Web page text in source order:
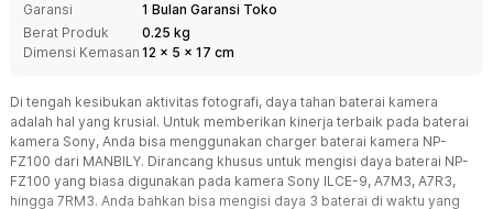
Garansi
1 Bulan Garansi Toko
Berat Produk
0.25 kg
Dimensi Kemasan 12 x 5 x 17 cm
Di tengah kesibukan aktivitas fotografi, daya tahan baterai kamera
adalah hal yang krusial. Untuk memberikan kinerja terbaik pada baterai
kamera Sony, Anda bisa menggunakan charger baterai kamera NP-
FZ100 dari MANBILY. Dirancang khusus untuk mengisi daya baterai NP-
FZ100 yang biasa digunakan pada kamera Sony ILCE-9, A7M3, A7R3,
hingga 7RM3. Anda bahkan bisa mengisi daya 3 baterai di waktu yang